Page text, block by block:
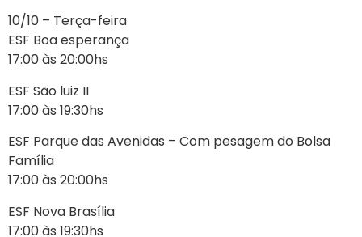
10/10 – Terça-feira
ESF Boa esperança
17:00 às 20:00hs
ESF São luiz II
17:00 às 19:30hs
ESF Parque das Avenidas – Com pesagem do Bolsa
Família
17:00 às 20:00hs
ESF Nova Brasília
17:00 às 19:30hs